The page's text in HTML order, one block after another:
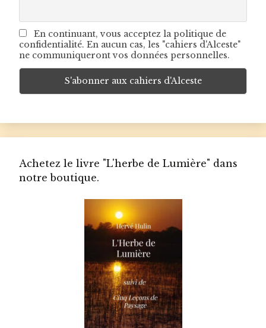
En continuant, vous acceptez la politique de
confidentialité. En aucun cas, les "cahiers d'Alceste"
ne communiqueront vos données personnelles.
Achetez le livre "L'herbe de Lumière" dans
notre boutique.